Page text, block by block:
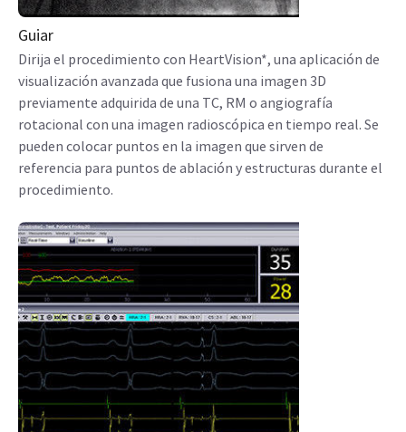
Guiar
Dirija el procedimiento con HeartVision*, una aplicación de
visualización avanzada que fusiona una imagen 3D
previamente adquirida de una TC, RM o angiografía
rotacional con una imagen radioscópica en tiempo real. Se
pueden colocar puntos en la imagen que sirven de
referencia para puntos de ablación y estructuras durante el
procedimiento.